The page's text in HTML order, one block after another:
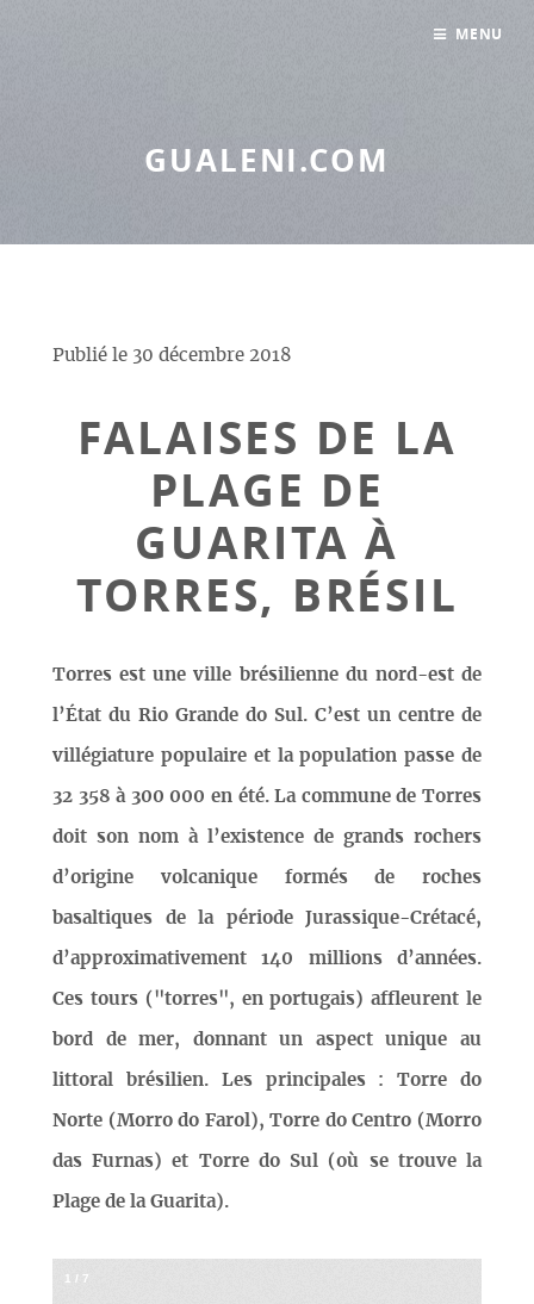
GUALENI.COM
Publié le 30 décembre 2018
FALAISES DE LA
PLAGE DE
GUARITA À
TORRES, BRÉSIL
Torres est une ville brésilienne du nord-est de
l’État du Rio Grande do Sul. C’est un centre de
villégiature populaire et la population passe de
32 358 à 300 000 en été. La commune de Torres
doit son nom à l’existence de grands rochers
d’origine volcanique formés de roches
basaltiques de la période Jurassique-Crétacé,
d’approximativement 140 millions d’années.
Ces tours ("torres", en portugais) affleurent le
bord de mer, donnant un aspect unique au
littoral brésilien. Les principales : Torre do
Norte (Morro do Farol), Torre do Centro (Morro
das Furnas) et Torre do Sul (où se trouve la
Plage de la Guarita).
1 / 7
MENU